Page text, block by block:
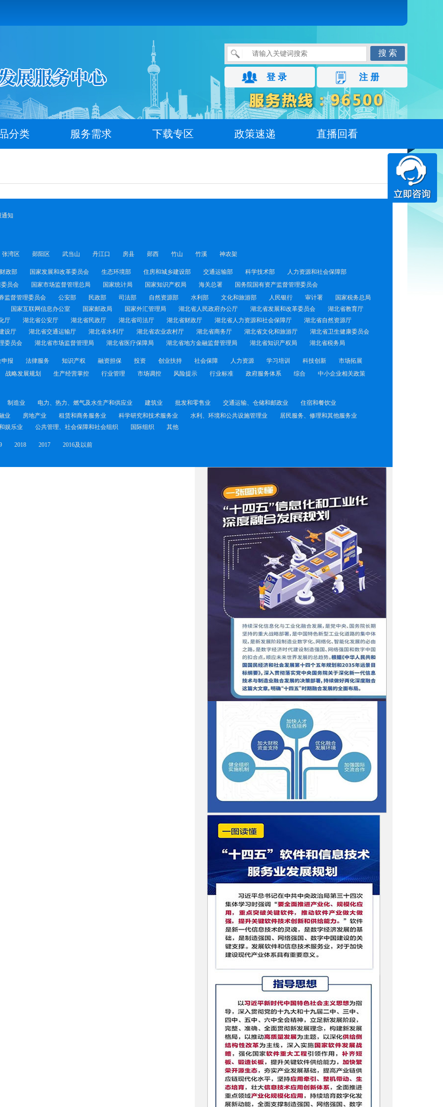
搜 索
登 录 注 册
分类 服务需求 下载专区 政策速递 直播回看
通知
张湾区 郧阳区 武当山 丹江口 房县 郧西 竹山 竹溪 神农架
财政部 国家发展和改革委员会 生态环境部 住房和城乡建设部 交通运输部 科学技术部
人力资源和社会保障部
员会 国家市场监督管理总局 国家统计局 国家知识产权局 海关总署
国务院国有资产监督管理委员会
监督管理委员会 公安部 民政部 司法部 自然资源部 水利部 文化和旅游部 人民银行 审计署
国家税务总局
国家互联网信息办公室 国家邮政局 国家外汇管理局 湖北省人民政府办公厅 湖北省发展和改革委员会
湖北省教育厅
厅 湖北省公安厅 湖北省民政厅 湖北省司法厅 湖北省财政厅 湖北省人力资源和社会保障厅
湖北省自然资源厅
设厅 湖北省交通运输厅 湖北省水利厅 湖北省农业农村厅 湖北省商务厅 湖北省文化和旅游厅
湖北省卫生健康委员会
委员会 湖北省市场监督管理局 湖北省医疗保障局 湖北省地方金融监督管理局 湖北省知识产权局 湖北省税务局
申报 法律服务 知识产权 融资担保 投资 创业扶持 社会保障 人力资源 学习培训 科技创新
市场拓展
战略发展规划 生产经营掌控 行业管理 市场调控 风险提示 行业标准 政府服务体系 综合
中小企业相关政策
制造业 电力、热力、燃气及水生产和供应业 建筑业 批发和零售业 交通运输、仓储和邮政业
住宿和餐饮业
业 房地产业 租赁和商务服务业 科学研究和技术服务业 水利、环境和公共设施管理业
居民服务、修理和其他服务业
娱乐业 公共管理、社会保障和社会组织 国际组织 其他
2018 2017 2016及以前